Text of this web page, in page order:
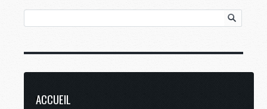
ACCUEIL